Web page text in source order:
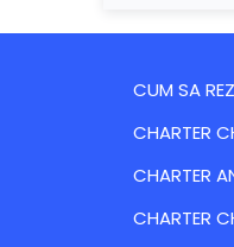
CUM SA
CHARTER
CHARTER
CHARTER